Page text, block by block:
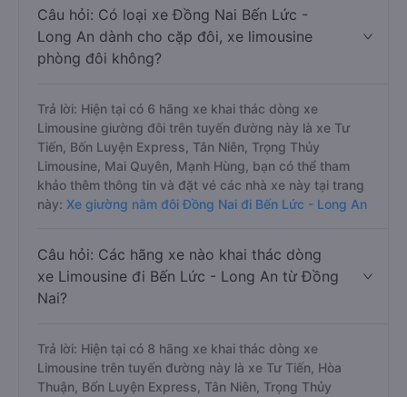
Câu hỏi: Có loại xe Đồng Nai Bến Lức -
Long An dành cho cặp đôi, xe limousine
phòng đôi không?
Trả lời: Hiện tại có 6 hãng xe khai thác dòng xe
Limousine giường đôi trên tuyến đường này là xe Tư
Tiến, Bốn Luyện Express, Tân Niên, Trọng Thủy
Limousine, Mai Quyên, Mạnh Hùng, bạn có thể tham
khảo thêm thông tin và đặt vé các nhà xe này tại trang
này: Xe giường nằm đôi Đồng Nai đi Bến Lức - Long An
Câu hỏi: Các hãng xe nào khai thác dòng
xe Limousine đi Bến Lức - Long An từ Đồng
Nai?
Trả lời: Hiện tại có 8 hãng xe khai thác dòng xe
Limousine trên tuyến đường này là xe Tư Tiến, Hòa
Thuận, Bốn Luyện Express, Tân Niên, Trọng Thủy